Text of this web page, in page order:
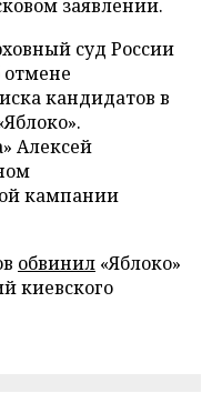
заявлении.
суд России
отмене
кандидатов в
Алексей
кампании
обвинил «Яблоко»
киевского